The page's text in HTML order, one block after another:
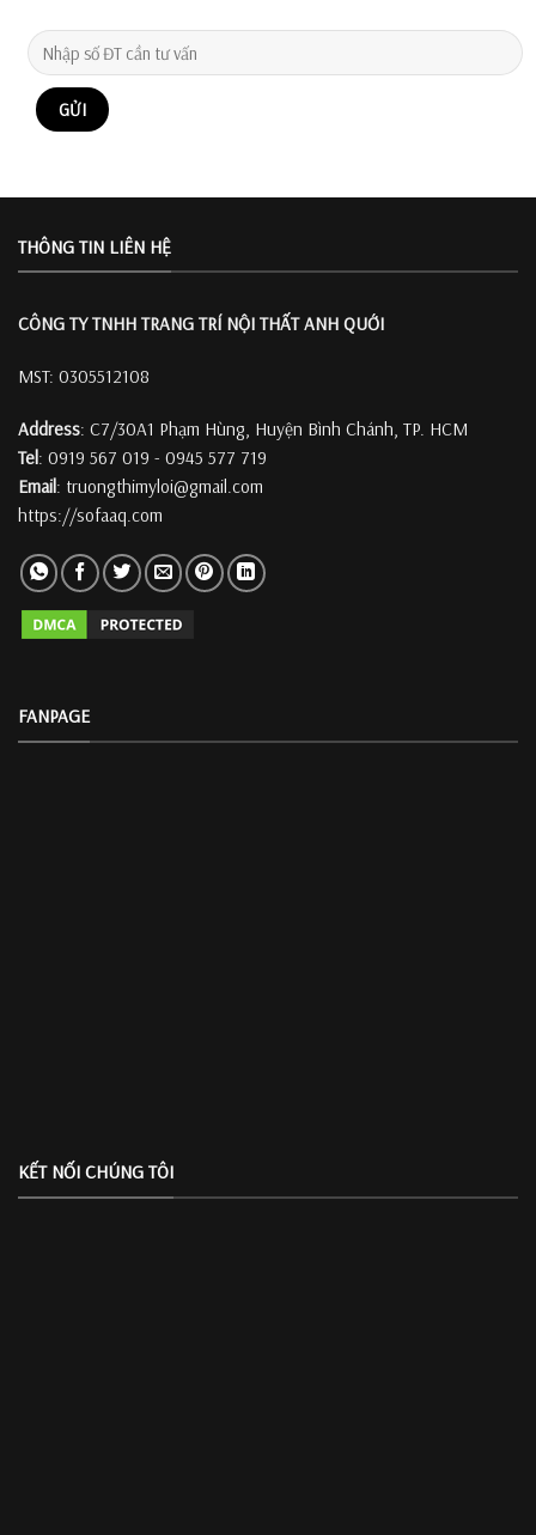
THÔNG TIN LIÊN HỆ
CÔNG TY TNHH TRANG TRÍ NỘI THẤT ANH QUỚI
MST: 0305512108
Address: C7/30A1 Phạm Hùng, Huyện Bình Chánh, TP. HCM
Tel: 0919 567 019 - 0945 577 719
Email: truongthimyloi@gmail.com
https://sofaaq.com
FANPAGE
KẾT NỐI CHÚNG TÔI